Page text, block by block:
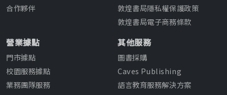
合作夥伴
敦煌書局隱私權保護政策
敦煌書局電子商務條款
營業據點
門市據點
校園服務據點
業務團隊服務
其他服務
圖書採購
Caves Publishing
語言教育服務解決方案